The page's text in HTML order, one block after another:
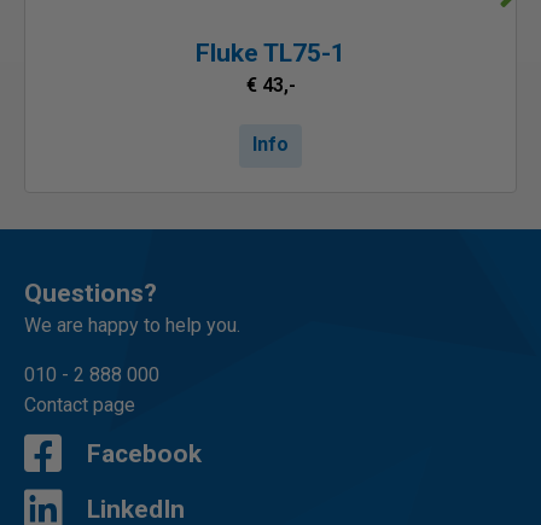
Fluke TL75-1
€ 43,-
Info
Questions?
We are happy to help you.
010 - 2 888 000
Contact page
Facebook
LinkedIn